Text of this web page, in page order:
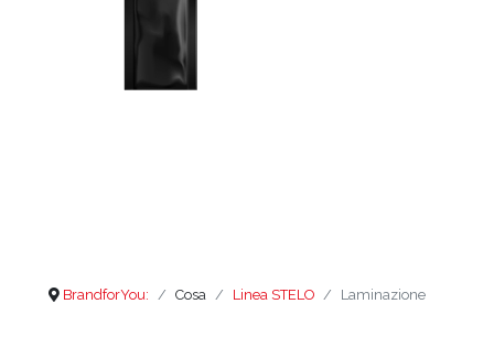
BrandforYou: Cosa Linea STELO Laminazione